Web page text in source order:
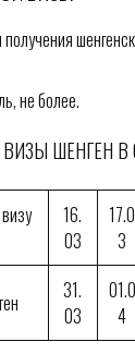
не более.
ШЕНГЕН В
16.
03
17.0
3
31.
03
01.0
4